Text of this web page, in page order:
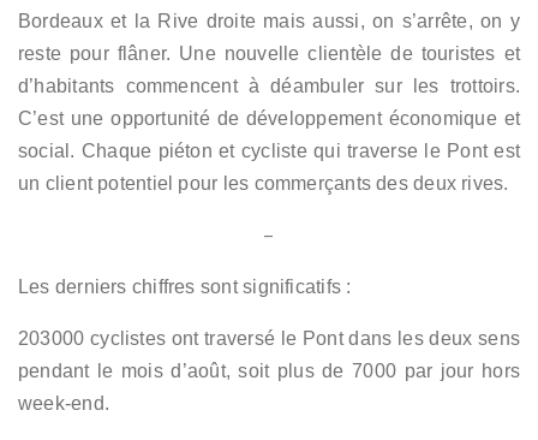
Bordeaux et la Rive droite mais aussi, on s’arrête, on y
reste pour flâner. Une nouvelle clientèle de touristes et
d’habitants commencent à déambuler sur les trottoirs.
C’est une opportunité de développement économique et
social. Chaque piéton et cycliste qui traverse le Pont est
un client potentiel pour les commerçants des deux rives.
–
Les derniers chiffres sont significatifs :
203000 cyclistes ont traversé le Pont dans les deux sens
pendant le mois d’août, soit plus de 7000 par jour hors
week-end.